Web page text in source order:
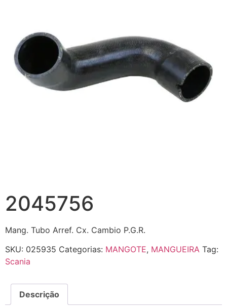
2045756
Mang. Tubo Arref. Cx. Cambio P.G.R.
SKU: 025935 Categorias: MANGOTE, MANGUEIRA Tag:
Scania
Descrição